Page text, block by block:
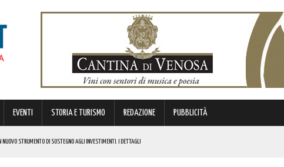
EVENTI STORIA E TURISMO REDAZIONE PUBBLICITÀ
STRUMENTO DI SOSTEGNO AGLI INVESTIMENTI. I DETTAGLI